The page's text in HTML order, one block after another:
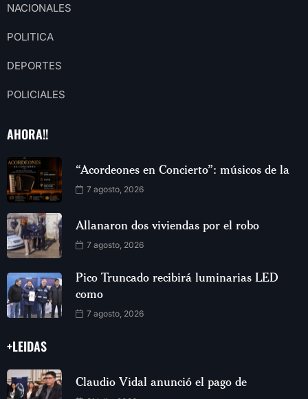
NACIONALES
POLITICA
DEPORTES
POLICIALES
AHORA!!
“Acordeones en Concierto”: músicos de la
7 agosto, 2026
Allanaron dos viviendas por el robo
7 agosto, 2026
Pico Truncado recibirá luminarias LED
como
7 agosto, 2026
+LEIDAS
Claudio Vidal anunció el pago de